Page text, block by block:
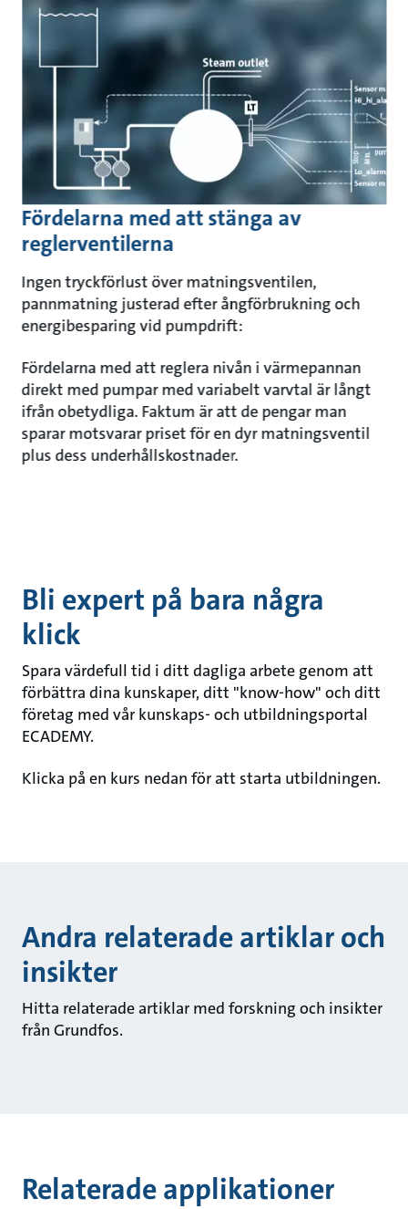
Fördelarna med att stänga av
reglerventilerna
Ingen tryckförlust över matningsventilen,
pannmatning justerad efter ångförbrukning och
energibesparing vid pumpdrift:
Fördelarna med att reglera nivån i värmepannan
direkt med pumpar med variabelt varvtal är långt
ifrån obetydliga. Faktum är att de pengar man
sparar motsvarar priset för en dyr matningsventil
plus dess underhållskostnader.
Bli expert på bara några
klick
Spara värdefull tid i ditt dagliga arbete genom att
förbättra dina kunskaper, ditt "know-how" och ditt
företag med vår kunskaps- och utbildningsportal
ECADEMY.
Klicka på en kurs nedan för att starta utbildningen.
Andra relaterade artiklar och
insikter
Hitta relaterade artiklar med forskning och insikter
från Grundfos.
Relaterade applikationer